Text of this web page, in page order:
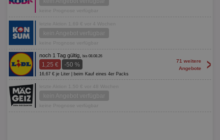
keine Prognose verfügbar
letzte Aktion 1,69 € vor 4 Wochen
kein Angebot verfügbar
keine Prognose verfügbar
noch 1 Tag gültig, bis 08.08.26
1,25 € -50 %
16,67 € je Liter | beim Kauf eines 4er Packs
71 weitere
Angebote
>
letzte Aktion 1,50 € vor 48 Wochen
kein Angebot verfügbar
keine Prognose verfügbar